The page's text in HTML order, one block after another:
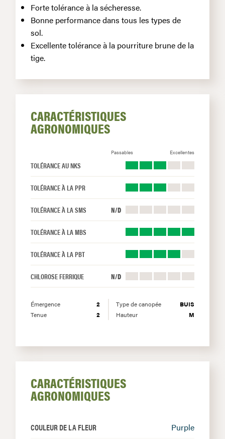
Forte tolérance à la sécheresse.
Bonne performance dans tous les types de
sol.
Excellente tolérance à la pourriture brune de la
tige.
CARACTÉRISTIQUES
AGRONOMIQUES
Passables Excellentes
TOLÉRANCE AU NKS
TOLÉRANCE À LA PPR
TOLÉRANCE À LA SMS N/D
TOLÉRANCE À LA MBS
TOLÉRANCE À LA PBT
CHLOROSE FERRIQUE N/D
Émergence 2 Type de canopée
BUIS
Tenue
2 Hauteur M
CARACTÉRISTIQUES
AGRONOMIQUES
COULEUR DE LA FLEUR
Purple